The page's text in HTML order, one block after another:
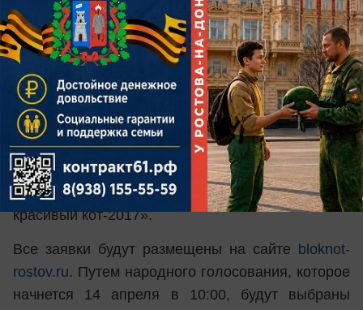
Условия конкурса:
Присылайте в редакцию фотографию или видео
с котом, напишите о нем. Ваши письма
принимаются с 22 марта до 13 апреля (в
последний день - до 10:00) на почте:bloknot-
rostov@bk.ruили в WhatsApp +7-928-270-00-35.
Не забудьте указать Ф.И.О. и контактный
телефон, а в теме письма напишите: «Самый
красивый кот-2017».
Все заявки будут размещены на сайте bloknot-
rostov.ru. Путем народного голосования, которое
начнется 14 апреля в 10:00, будут выбраны